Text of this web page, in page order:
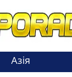
Азія